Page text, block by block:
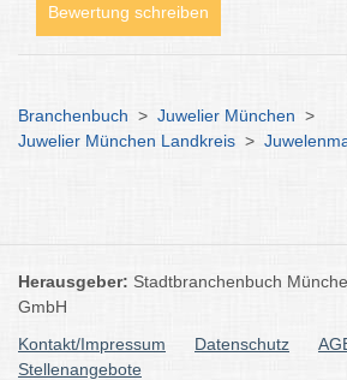
Bewertung schreiben
Branchenbuch > Juwelier München >
Juwelier München Landkreis >
Herausgeber: Stadtbranchenbuch
GmbH
Kontakt/Impressum
Datenschutz
Stellenangebote